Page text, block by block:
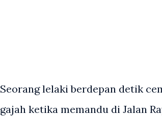
Seorang lelaki berdepan detik
gajah ketika memandu di Jalan